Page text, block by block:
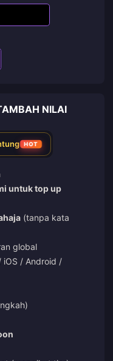
NILAI
HOT
untuk top up
(tanpa kata
global
iOS / Android /